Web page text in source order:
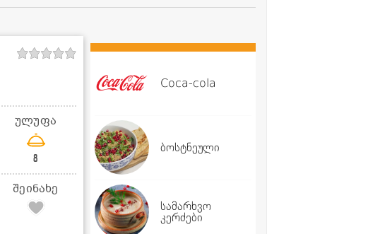
ულუფა
8
შეინახე
Coca-cola
ბოსტნეული
სამარხვო
კერძები